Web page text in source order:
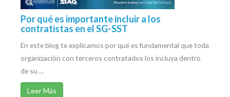
Por qué es importante incluir a los
contratistas en el SG-SST
En este blog te explicamos por qué es fundamental que toda
organización con terceros contratados los incluya dentro
de su ...
Leer Más